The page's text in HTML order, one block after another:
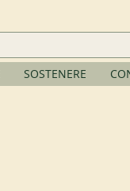
SOSTENERE